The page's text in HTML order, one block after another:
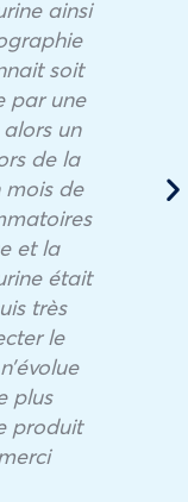
ainsi
soit
par une
un
de la
mois de
et la
était
très
le
plus
produit